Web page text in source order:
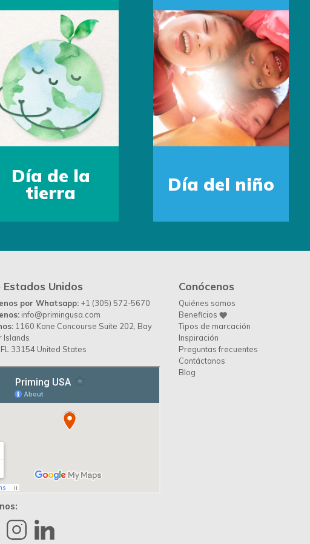
Día de la
Madre
Estados Unidos
por Whatsapp: +1 (305) 572-5670
info@primingusa.com
1160 Kane Concourse Suite 202, Bay
Islands
FL 33154 United States
Conócenos
Quiénes somos
Beneficios
Tipos de marcación
Inspiración
Preguntas frecuentes
Contáctanos
Blog